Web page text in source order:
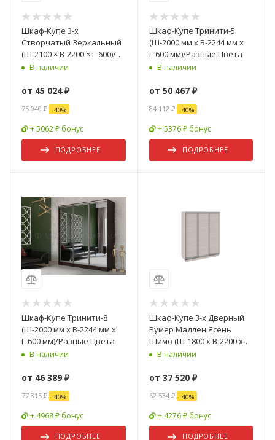
Шкаф-Купе 3-х
Створчатый Зеркальный
(Ш-2100 × В-2200 × Г-600)/
Разные Цвета
В наличии
от 45 024 ₽
75 040 ₽ -40%
+ 5062 ₽ бонус
ПОДРОБНЕЕ
Шкаф-Купе Тринити-5
(Ш-2000 мм x В-2244 мм x
Г-600 мм)/Разные Цвета
В наличии
от 50 467 ₽
84 112 ₽ -40%
+ 5376 ₽ бонус
ПОДРОБНЕЕ
Шкаф-Купе Тринити-8
(Ш-2000 мм x В-2244 мм x
Г-600 мм)/Разные Цвета
В наличии
от 46 389 ₽
77 315 ₽ -40%
+ 4968 ₽ бонус
ПОДРОБНЕЕ
Шкаф-Купе 3-х Дверный
Румер Мадлен Ясень
Шимо (Ш-1800 х В-2200 х
Г-600 мм)
В наличии
от 37 520 ₽
62 534 ₽ -40%
+ 4276 ₽ бонус
ПОДРОБНЕЕ